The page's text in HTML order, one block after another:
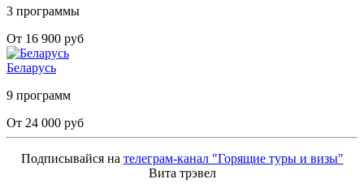
3 программы
От 16 900 руб
Беларусь
9 программ
От 24 000 руб
Подписывайся на телеграм-канал "Горящие туры и визы"
Вита трэвел